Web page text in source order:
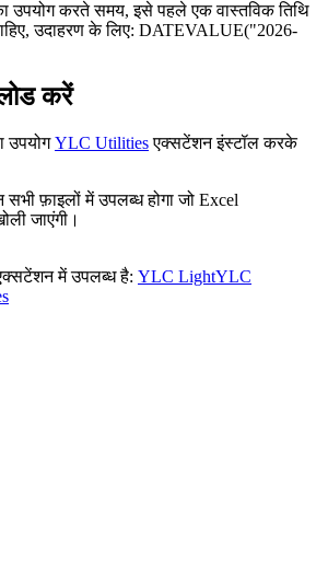
उपयोग करते समय, इसे पहले एक वास्तविक तिथि
उदाहरण के लिए: DATEVALUE("2026-
करें
उपयोगYLC Utilitiesएक्सटेंशन इंस्टॉल करके
फ़ाइलों में उपलब्ध होगा जो Excel
जाएंगी।
में उपलब्ध है: YLC LightYLC